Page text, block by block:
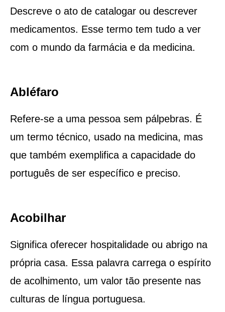
Descreve o ato de catalogar ou descrever
medicamentos. Esse termo tem tudo a ver
com o mundo da farmácia e da medicina.
Abléfaro
Refere-se a uma pessoa sem pálpebras. É
um termo técnico, usado na medicina, mas
que também exemplifica a capacidade do
português de ser específico e preciso.
Acobilhar
Significa oferecer hospitalidade ou abrigo na
própria casa. Essa palavra carrega o espírito
de acolhimento, um valor tão presente nas
culturas de língua portuguesa.